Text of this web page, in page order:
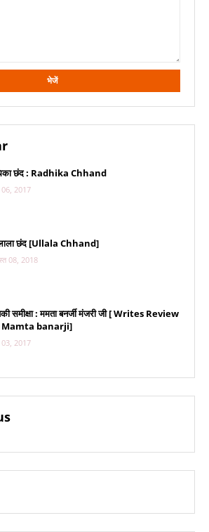
छंद : Radhika Chhand
06, 2017
छंद [Ullala Chhand]
08, 2018
समीक्षा : ममता बनर्जी मंजरी जी [ Writes Review
Mamta banarji]
03, 2017